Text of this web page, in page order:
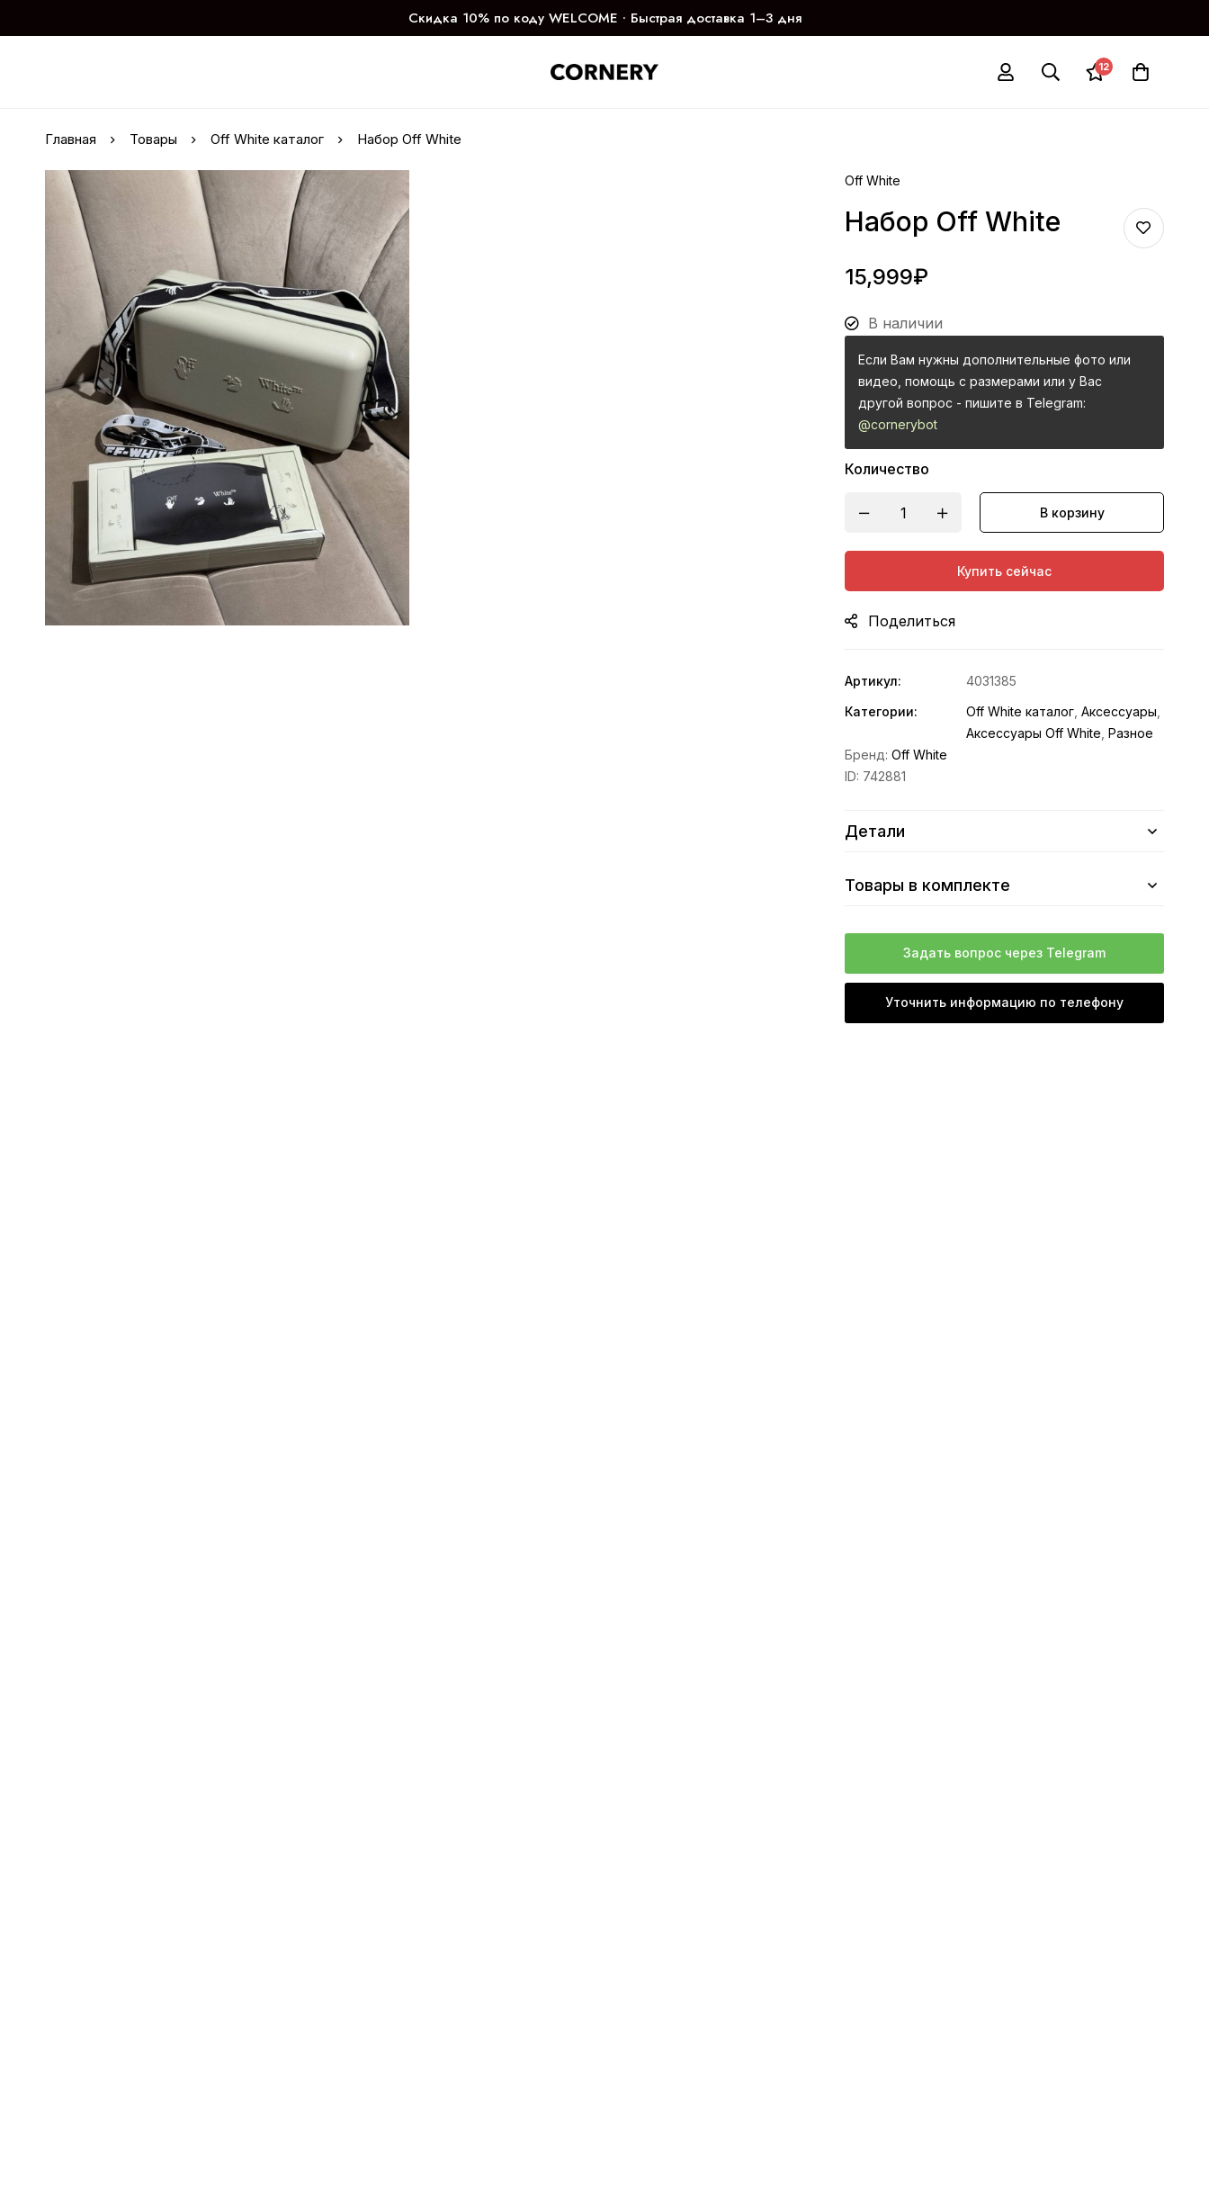
Скидка 10% по коду WELCOME ∙ Быстрая доставка 1–3 дня
12
Главная Товары Off White каталог Набор Off White
Off White
Набор Off White
15,999₽
В наличии
Если Вам нужны дополнительные фото или
видео, помощь с размерами или у Вас
другой вопрос - пишите в Telegram:
@cornerybot
Количество
В корзину
Купить сейчас
Поделиться
Артикул:
4031385
Категории:
Off White каталог ,Аксессуары
Аксессуары Off White ,Разное
Бренд:Off White
ID: 742881
Детали
Товары в комплекте
Задать вопрос через Telegram
Уточнить информацию по телефону